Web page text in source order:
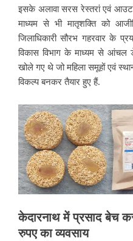
इसके अलावा सरस रेस्तरां एवं
माध्यम से भी मातृशक्ति को
जिलाधिकारी सौरभ गहरवार के
विकास विभाग के माध्यम से आंचल
खोले गए थे जो महिला समूहों एवं
विकल्प बनकर तैयार हुए हैं.
केदारनाथ में प्रसाद बेच
रुपए का व्यवसाय